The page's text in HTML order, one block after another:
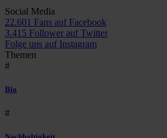
Social Media
22.601 Fans auf Facebook
3.415 Follower auf Twitter
Folge uns auf Instagram
Themen
#
Bio
#